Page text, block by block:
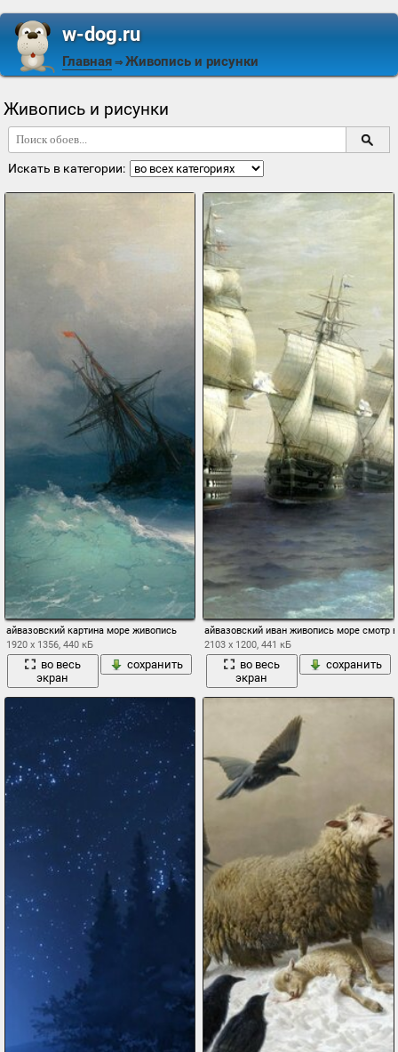
w-dog.ru
Главная ⇒ Живопись и рисунки
Живопись и рисунки
Искать в категории:
айвазовский картина море живопись
1920 x 1356, 440 кБ
во весь
экран
сохранить
айвазовский иван живопись море смотр
2103 x 1200, 441 кБ
во весь
экран
сохранить